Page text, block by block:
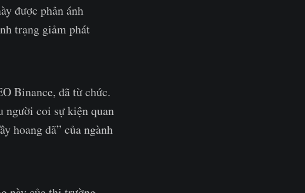
được phản ánh
trạng giảm phát
Binance, đã từ chức.
người coi sự kiện quan
hoang dã” của ngành